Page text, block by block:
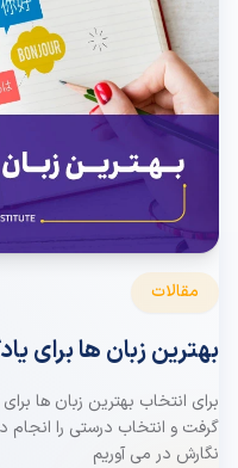
مقالات
بهترین زبان ها برای
برای انتخاب بهترین زبان ها
گرفت و انتخاب درستی را انجام
نگارش در می آوریم